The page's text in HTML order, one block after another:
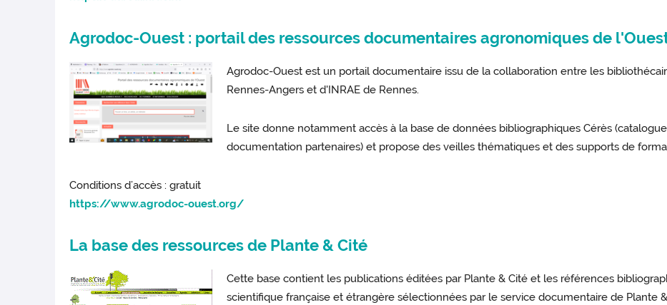
Agrodoc-Ouest : portail des ressources documentaires agronomiques de
Agrodoc-Ouest est un portail documentaire issu de la collaboration entre les
Rennes-Angers et d'INRAE de Rennes.
Le site donne notamment accès à la base de données bibliographiques Cérès
documentation partenaires) et propose des veilles thématiques et des supports de
Conditions d’accès : gratuit
https://www.agrodoc-ouest.org/
La base des ressources de Plante & Cité
Cette base contient les publications éditées par Plante & Cité et les références
scientifique française et étrangère sélectionnées par le service documentaire de Plante